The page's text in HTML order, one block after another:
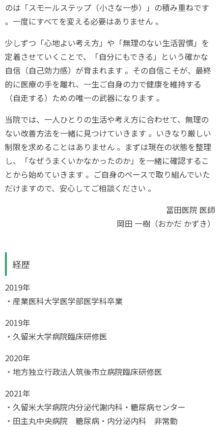
のは「スモールステップ（小さな一歩）」の積み重ねです
。一度にすべてを変える必要はありません 。
少しずつ「心地よい考え方」や「無理のない生活習慣」を
定着させていくことで、「自分にもできる」という確かな
自信（自己効力感）が育まれます 。その自信こそが、最終
的に医療の手を離れ、一生ご自身の力で健康を維持する
（自走する）ための唯一の武器になります 。
当院では、一人ひとりの生活や考え方に合わせて、無理の
ない改善方法を一緒に見つけていきます 。いきなり厳しい
制限を求めることはありません 。まずは現在の状態を整理
し、「なぜうまくいかなかったのか」を一緒に確認するこ
とから始めていきます 。ご自身のペースで取り組んでいた
だけますので、安心してご相談ください 。
冨田医院 医師
岡田 一樹（おかだ かずき）
経歴
2019年
・産業医科大学医学部医学科卒業
2019年
・久留米大学病院臨床研修医
2020年
・地方独立行政法人筑後市立病院臨床研修医
2021年
・久留米大学病院内分泌代謝内科・糖尿病センター
・田主丸中央病院 糖尿病・内分泌内科 非常勤